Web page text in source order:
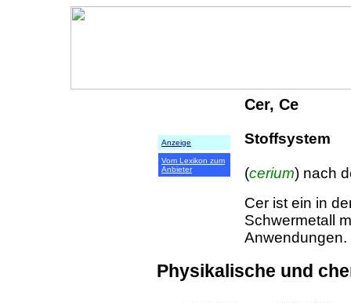
Anzeige
Vom Lexikon zum
Anbieter
Cer, Ce
Stoffsystem
(cerium) nach
Cer ist ein in
Schwermetall
Anwendungen.
Physikalische und